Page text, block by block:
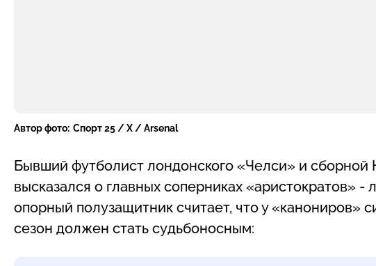
Автор фото: Спорт 25 / X / Arsenal
Бывший футболист лондонского «Челси» и сборной
высказался о главных соперниках «аристократов»
опорный полузащитник считает, что у «канониров»
сезон должен стать судьбоносным: